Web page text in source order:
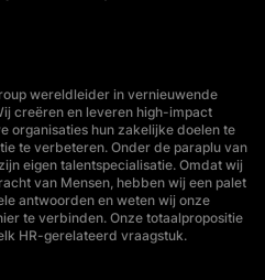
wereldleider in vernieuwende
creëren en leveren high-impact
organisaties hun zakelijke doelen te
te verbeteren. Onder de paraplu van
eigen talentspecialisatie. Omdat wij
van Mensen, hebben wij een palet
antwoorden en weten wij onze
te verbinden. Onze totaalpropositie
HR-gerelateerd vraagstuk.